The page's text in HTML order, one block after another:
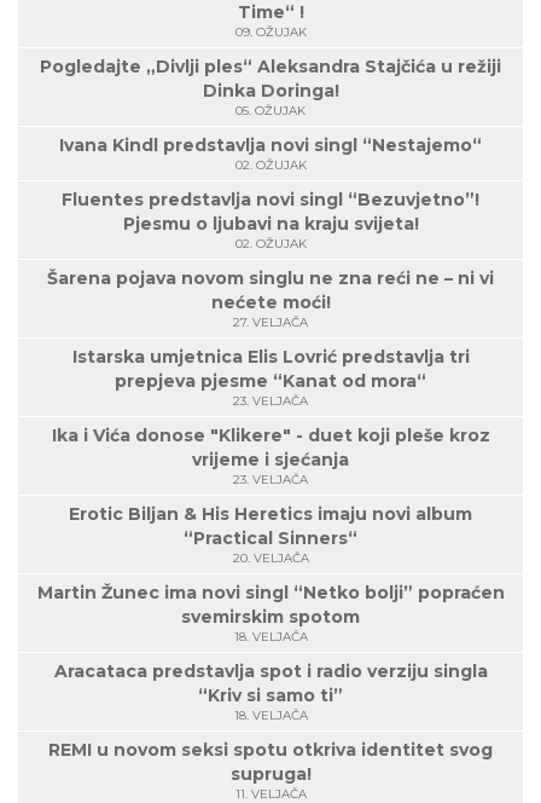
Time“ !
09. OŽUJAK
Pogledajte „Divlji ples“ Aleksandra Stajčića u režiji
Dinka Doringa!
05. OŽUJAK
Ivana Kindl predstavlja novi singl “Nestajemo“
02. OŽUJAK
Fluentes predstavlja novi singl “Bezuvjetno”!
Pjesmu o ljubavi na kraju svijeta!
02. OŽUJAK
Šarena pojava novom singlu ne zna reći ne – ni vi
nećete moći!
27. VELJAČA
Istarska umjetnica Elis Lovrić predstavlja tri
prepjeva pjesme “Kanat od mora“
23. VELJAČA
Ika i Vića donose "Klikere" - duet koji pleše kroz
vrijeme i sjećanja
23. VELJAČA
Erotic Biljan & His Heretics imaju novi album
“Practical Sinners“
20. VELJAČA
Martin Žunec ima novi singl “Netko bolji” popraćen
svemirskim spotom
18. VELJAČA
Aracataca predstavlja spot i radio verziju singla
“Kriv si samo ti”
18. VELJAČA
REMI u novom seksi spotu otkriva identitet svog
supruga!
11. VELJAČA